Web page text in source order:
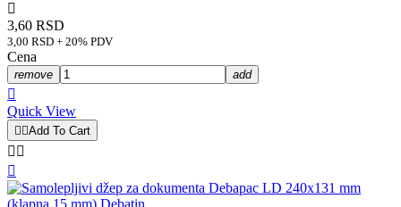

3,60 RSD
3,00 RSD + 20% PDV
Cena
remove add

Quick View
 Add To Cart
 
